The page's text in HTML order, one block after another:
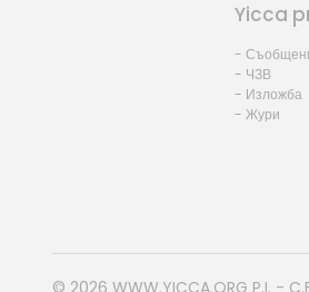
Yicca
-
- ЧЗВ
- Изложба
- Жури